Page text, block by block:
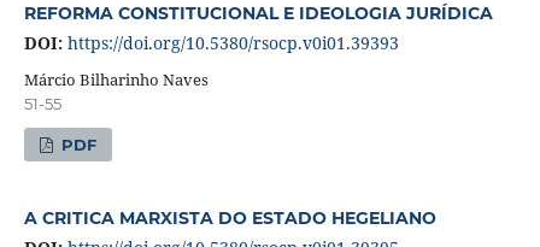
REFORMA CONSTITUCIONAL E IDEOLOGIA JURÍDICA
DOI: https://doi.org/10.5380/rsocp.v0i01.39393
Márcio Bilharinho Naves
51-55
PDF
A CRITICA MARXISTA DO ESTADO HEGELIANO